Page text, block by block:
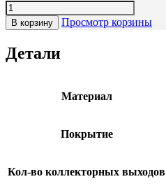
В корзину Просмотр корзины
Детали
Материал
Покрытие
Кол-во коллекторных выходов